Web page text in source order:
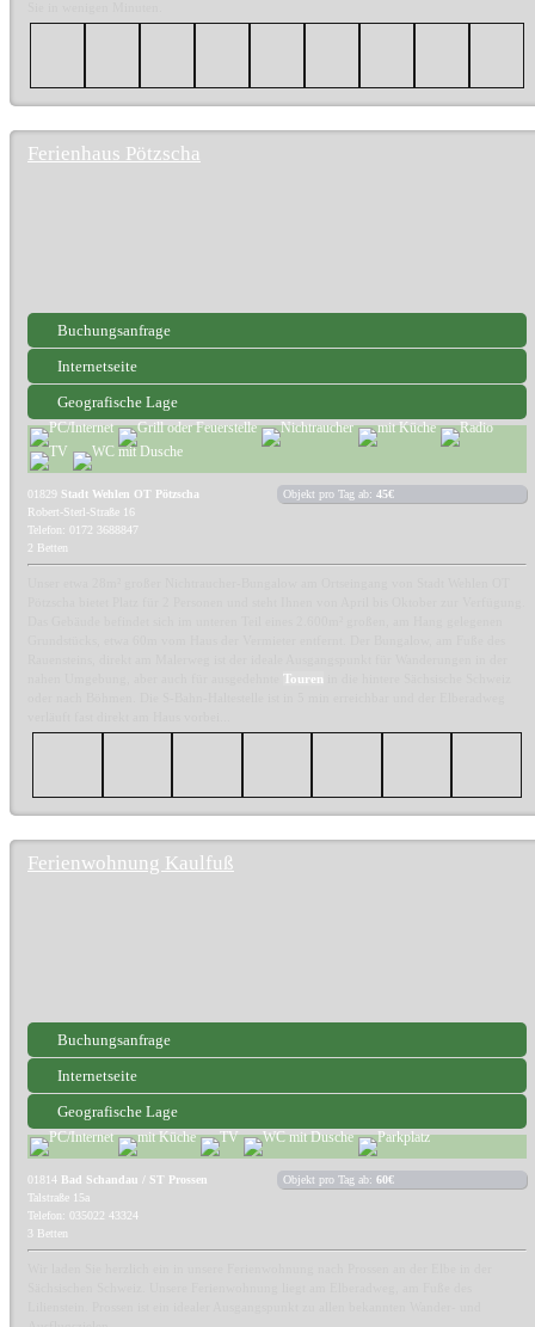
Ferienhaus Pötzscha
Buchungsanfrage
Internetseite
Geografische Lage
01829 Stadt Wehlen OT Pötzscha
Robert-Sterl-Straße 16
Telefon: 0172 3688847
2 Betten
Objekt pro Tag ab: 45€
Touren
Ferienwohnung Kaulfuß
Buchungsanfrage
Internetseite
Geografische Lage
01814 Bad Schandau / ST Prossen
Talstraße 15a
Telefon: 035022 43324
3 Betten
Objekt pro Tag ab: 60€